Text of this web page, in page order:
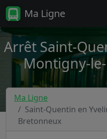
Ma Ligne
Arrêt Saint-
Montigny-
Ma Ligne
Saint-Quentin en
Bretonneux